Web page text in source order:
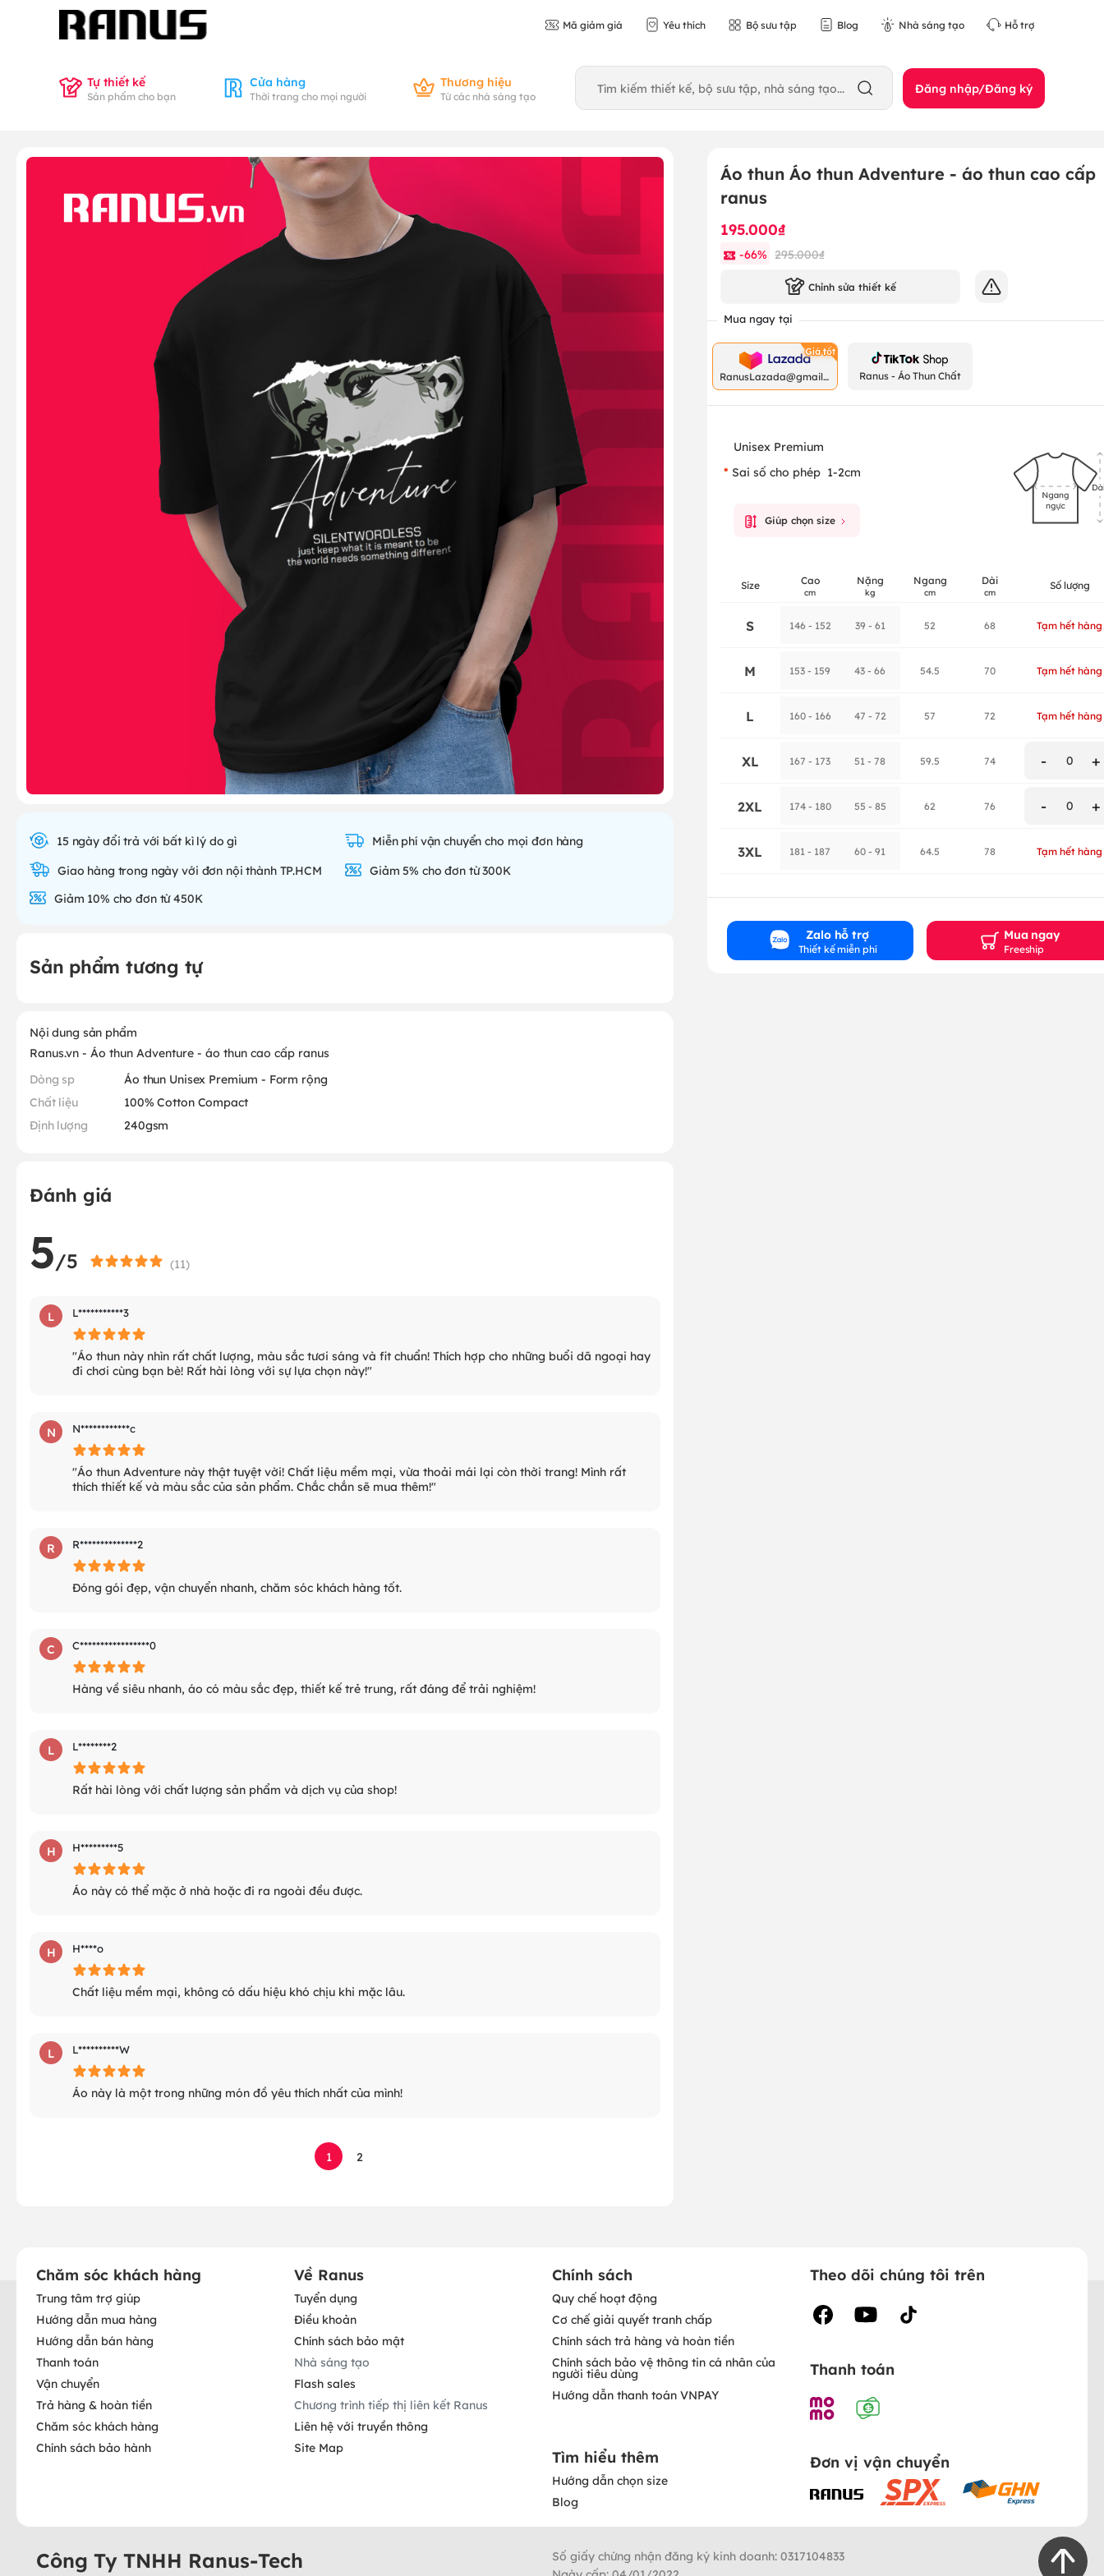
Mã giảm giá Yêu thích Bộ sưu tập Blog Nhà sáng tạo Hỗ trợ
Tự thiết kế
Sản phẩm cho bạn
Cửa hàng
Thời trang cho mọi người
Thương hiệu
Từ các nhà sáng tạo Đăng nhập/Đăng ký
15 ngày đổi trả với bất kì lý do gì
Miễn phí vận chuyển cho mọi đơn hàng
Giao hàng trong ngày với đơn nội thành TP.HCM
Giảm 5% cho đơn từ 300K
Giảm 10% cho đơn từ 450K
Sản phẩm tương tự
Nội dung sản phẩm
Ranus.vn - Áo thun Adventure - áo thun cao cấp ranus
Dòng sp
Áo thun Unisex Premium - Form rộng
Chất liệu
100% Cotton Compact
Định lượng
240gsm
Đánh giá
5/5 (11)
L L***********3
"Áo thun này nhìn rất chất lượng, màu sắc tươi sáng và fit chuẩn! Thích hợp cho những buổi dã ngoại hay
đi chơi cùng bạn bè! Rất hài lòng với sự lựa chọn này!"
N N************c
"Áo thun Adventure này thật tuyệt vời! Chất liệu mềm mại, vừa thoải mái lại còn thời trang! Mình rất
thích thiết kế và màu sắc của sản phẩm. Chắc chắn sẽ mua thêm!"
R R**************2
Đóng gói đẹp, vận chuyển nhanh, chăm sóc khách hàng tốt.
C C*****************0
Hàng về siêu nhanh, áo có màu sắc đẹp, thiết kế trẻ trung, rất đáng để trải nghiệm!
L L********2
Rất hài lòng với chất lượng sản phẩm và dịch vụ của shop!
H H*********5
Áo này có thể mặc ở nhà hoặc đi ra ngoài đều được.
H H****o
Chất liệu mềm mại, không có dấu hiệu khó chịu khi mặc lâu.
L L**********W
Áo này là một trong những món đồ yêu thích nhất của mình!
1 2
Áo thun Áo thun Adventure - áo thun cao cấp
ranus
195.000₫
-66% 295.000₫
Chỉnh sửa thiết kế
Mua ngay tại
RanusLazada@gmail.
com
Ranus - Áo Thun Chất
Unisex Premium
Sai số cho phép 1-2cm
Giúp chọn size
Size Cao
cm
Nặng
kg
Ngang
cm
Dài
cm Số lượng
S 146 - 152 39 - 61 52 68 Tạm hết hàng
M 153 - 159 43 - 66 54.5 70 Tạm hết hàng
L 160 - 166 47 - 72 57 72 Tạm hết hàng
XL 167 - 173 51 - 78 59.5 74 - 0 +
2XL 174 - 180 55 - 85 62 76 - 0 +
3XL 181 - 187 60 - 91 64.5 78 Tạm hết hàng
Zalo hỗ trợ
Thiết kế miễn phí
Mua ngay
Freeship
Chăm sóc khách hàng
Trung tâm trợ giúp
Hướng dẫn mua hàng
Hướng dẫn bán hàng
Thanh toán
Vận chuyển
Trả hàng & hoàn tiền
Chăm sóc khách hàng
Chính sách bảo hành
Về Ranus
Tuyển dụng
Điều khoản
Chính sách bảo mật
Nhà sáng tạo
Flash sales
Chương trình tiếp thị liên kết Ranus
Liên hệ với truyền thông
Site Map
Chính sách
Quy chế hoạt động
Cơ chế giải quyết tranh chấp
Chính sách trả hàng và hoàn tiền
Chính sách bảo vệ thông tin cá nhân của
người tiêu dùng
Hướng dẫn thanh toán VNPAY
Tìm hiểu thêm
Hướng dẫn chọn size
Blog
Theo dõi chúng tôi trên
Thanh toán
Đơn vị vận chuyển
Công Ty TNHH Ranus-Tech
Số giấy chứng nhận đăng ký kinh doanh: 0317104833